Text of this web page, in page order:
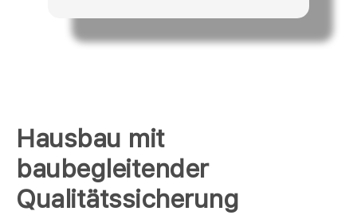
Hausbau mit
baubegleitender
Qualitätssicherung